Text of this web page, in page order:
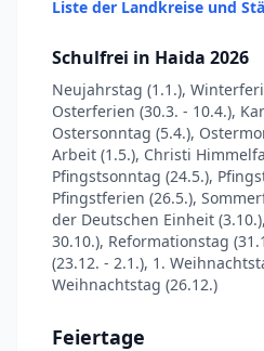
Liste der Landkreise und
Schulfrei in Haida 2026
Neujahrstag (1.1.),
Osterferien (30.3. - 10.4.),
Ostersonntag (5.4.),
Arbeit (1.5.), Christi
Pfingstsonntag (24.5.),
Pfingstferien (26.5.),
der Deutschen Einheit
30.10.), Reformationstag
(23.12. - 2.1.), 1.
Weihnachtstag (26.12.)
Feiertage